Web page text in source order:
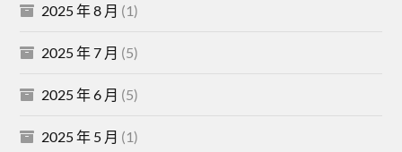
2025 年 8 月 (1)
2025 年 7 月 (5)
2025 年 6 月 (5)
2025 年 5 月 (1)